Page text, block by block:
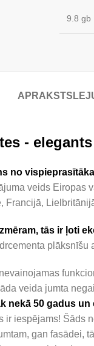
9.8 gb
APRAKSTS
-
no
veids Eiropas
Francijā,
tās ir ļoti
plāksnīšu
veida jumta
50 gadus
iespējams!
gan